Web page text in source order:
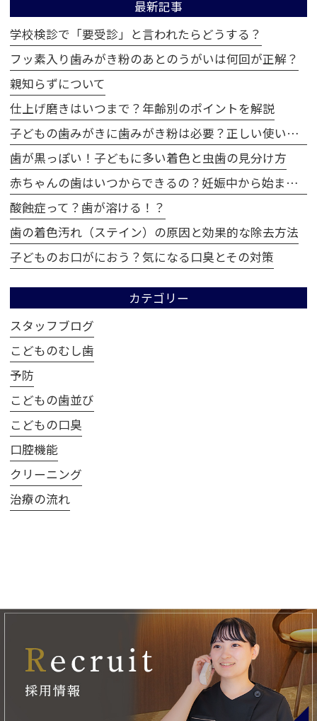
最新記事
学校検診で「要受診」と言われたらどうする？
フッ素入り歯みがき粉のあとのうがいは何回が正解？
親知らずについて
仕上げ磨きはいつまで？年齢別のポイントを解説
子どもの歯みがきに歯みがき粉は必要？正しい使い方とは
歯が黒っぽい！子どもに多い着色と虫歯の見分け方
赤ちゃんの歯はいつからできるの？妊娠中から始まる歯の成長
酸蝕症って？歯が溶ける！？
歯の着色汚れ（ステイン）の原因と効果的な除去方法
子どものお口がにおう？気になる口臭とその対策
カテゴリー
スタッフブログ
こどものむし歯
予防
こどもの歯並び
こどもの口臭
口腔機能
クリーニング
治療の流れ